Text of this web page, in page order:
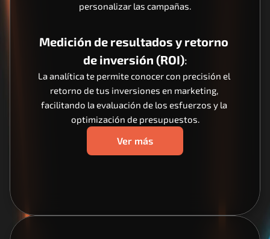
personalizar las campañas.
Medición de resultados y retorno
de inversión (ROI):
La analítica te permite conocer con precisión el
retorno de tus inversiones en marketing,
facilitando la evaluación de los esfuerzos y la
optimización de presupuestos.
Ver más